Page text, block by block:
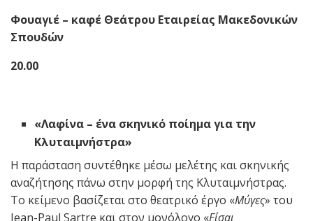
Φουαγιέ – καφέ Θεάτρου Εταιρείας Μακεδονικών
Σπουδών
20.00
«Λαφίνα – ένα σκηνικό ποίημα για την
Κλυταιμνήστρα»
Η παράσταση συντέθηκε μέσω μελέτης και σκηνικής
αναζήτησης πάνω στην μορφή της Κλυταιμνήστρας.
Το κείμενο βασίζεται στο θεατρικό έργο «Μύγες» του
Jean-Paul Sartre και στον μονόλογο «Είσαι